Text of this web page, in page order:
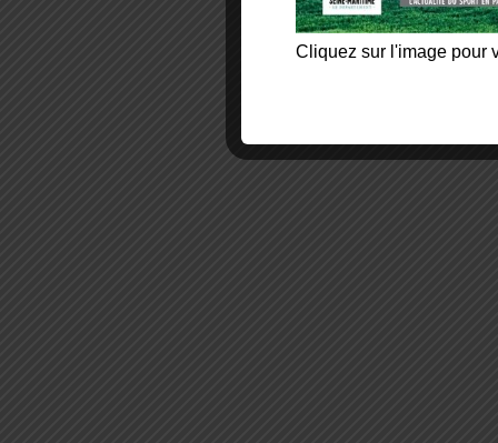
Cliquez sur l'image pour